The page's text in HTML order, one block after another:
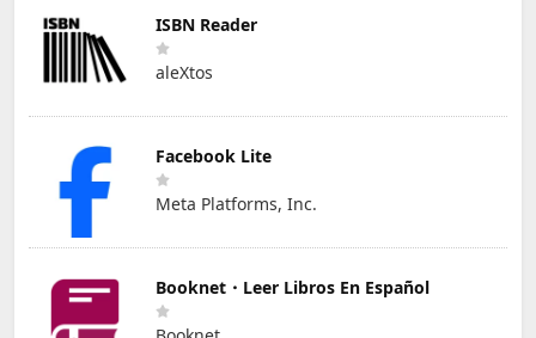
ISBN Reader
aleXtos
Facebook Lite
Meta Platforms, Inc.
Booknet・Leer Libros En Español